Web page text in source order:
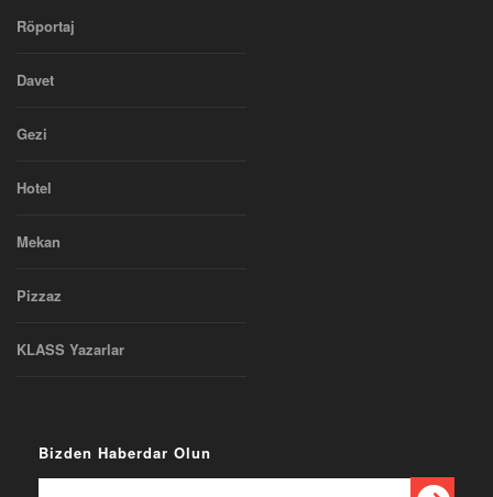
Röportaj
Davet
Gezi
Hotel
Mekan
Pizzaz
KLASS Yazarlar
Bizden Haberdar Olun